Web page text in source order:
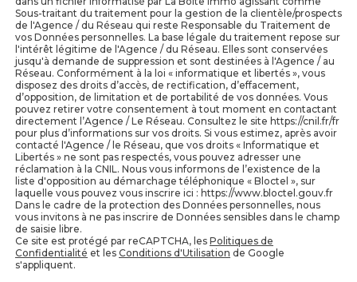
Sous-traitant du traitement pour la gestion de la clientèle/prospects
de l'Agence / du Réseau qui reste Responsable du Traitement de
vos Données personnelles. La base légale du traitement repose sur
l'intérêt légitime de l'Agence / du Réseau. Elles sont conservées
jusqu'à demande de suppression et sont destinées à l'Agence / au
Réseau. Conformément à la loi « informatique et libertés », vous
disposez des droits d’accès, de rectification, d’effacement,
d’opposition, de limitation et de portabilité de vos données. Vous
pouvez retirer votre consentement à tout moment en contactant
directement l’Agence / Le Réseau. Consultez le site https://cnil.fr/fr
pour plus d’informations sur vos droits. Si vous estimez, après avoir
contacté l'Agence / le Réseau, que vos droits « Informatique et
Libertés » ne sont pas respectés, vous pouvez adresser une
réclamation à la CNIL. Nous vous informons de l’existence de la
liste d'opposition au démarchage téléphonique « Bloctel », sur
laquelle vous pouvez vous inscrire ici : https://www.bloctel.gouv.fr
Dans le cadre de la protection des Données personnelles, nous
vous invitons à ne pas inscrire de Données sensibles dans le champ
de saisie libre.
Ce site est protégé par reCAPTCHA, les Politiques de
Confidentialité et les Conditions d'Utilisation de Google
s'appliquent.